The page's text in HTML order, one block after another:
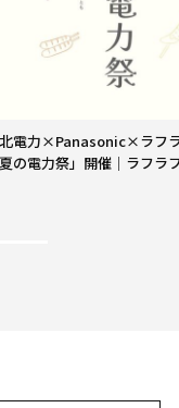
電力×Panasonic×ラフ
夏の電力祭」開催｜ラフラ